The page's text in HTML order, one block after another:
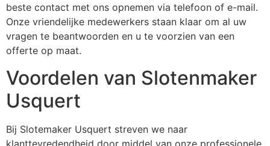
beste contact met ons opnemen via telefoon of e-mail.
Onze vriendelijke medewerkers staan klaar om al uw
vragen te beantwoorden en u te voorzien van een
offerte op maat.
Voordelen van Slotenmaker
Usquert
Bij Slotemaker Usquert streven we naar
klanttevredendheid door middel van onze professionele